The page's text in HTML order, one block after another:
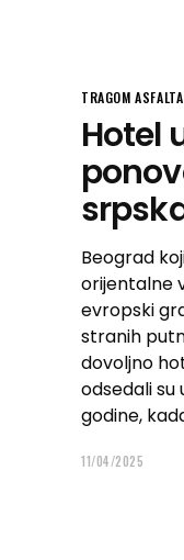
TRAGOM ASFALTA
Hotel
Beograd
orijentalne
evropski
stranih
dovoljno
odsedali su
godine,
11/04/2025